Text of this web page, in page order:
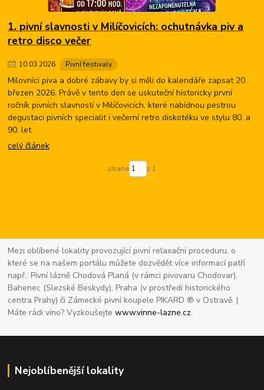
1. pivní slavnosti v Milíčovicích: ochutnávka piv a
retro disco večer
10.03.2026 Pivní festivaly
Milovníci piva a dobré zábavy by si měli do kalendáře zapsat 20.
březen 2026. Právě v tento den se uskuteční historicky první
ročník pivních slavností v Milíčovicích, které nabídnou pestrou
degustaci pivních specialit i večerní retro diskotéku ve stylu 80. a
90. let.
celý článek
strana z 1
Mezi oblíbené lokality provozující pivní relaxační proceduru, o
které se na našem portálu můžete dozvědět více informací patří
např.: Pivní lázně Chodová Planá (v rámci pivovaru Chodovar),
Bahenec (Slezské Beskydy), Praha (v prostředí historického
centra Prahy) či Zámecké pivní koupele PIKARD ® v Ostravě. |
Máte rádi víno? Vyzkoušejtewww.vinne-lazne.cz.
Nejoblíbenější lokality